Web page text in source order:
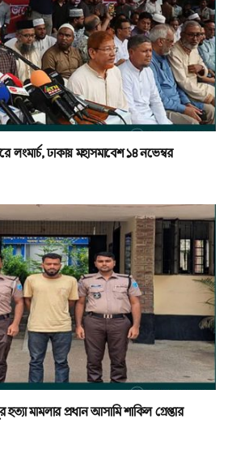
লংমার্চ, ঢাকায় মহাসমাবেশ ১৪ নভেম্বর
মামলার প্রধান আসামি শাকিল গ্রেপ্তার